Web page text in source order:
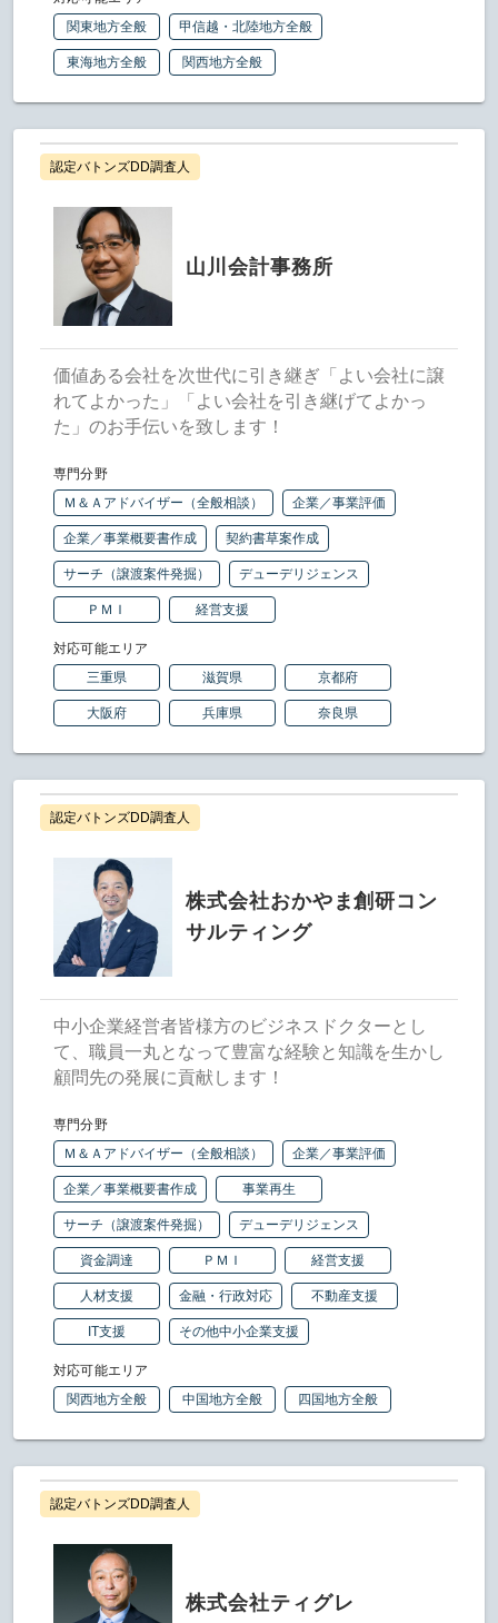
関東地方全般
甲信越・北陸地方全般
東海地方全般 関西地方全般
認定バトンズDD調査人
山川会計事務所
価値ある会社を次世代に引き継ぎ「よい会社に譲
れてよかった」「よい会社を引き継げてよかっ
た」のお手伝いを致します！
専門分野
Ｍ＆Ａアドバイザー（全般相談）
企業／事業評価
企業／事業概要書作成 契約書草案作成
サーチ（譲渡案件発掘） デューデリジェンス
ＰＭＩ 経営支援
対応可能エリア
三重県
滋賀県 京都府
大阪府 兵庫県 奈良県
認定バトンズDD調査人
株式会社おかやま創研コン
サルティング
中小企業経営者皆様方のビジネスドクターとし
て、職員一丸となって豊富な経験と知識を生かし
顧問先の発展に貢献します！
専門分野
Ｍ＆Ａアドバイザー（全般相談）
企業／事業評価
企業／事業概要書作成 事業再生
サーチ（譲渡案件発掘） デューデリジェンス
資金調達 ＰＭＩ 経営支援
人材支援 金融・行政対応 不動産支援
IT支援 その他中小企業支援
対応可能エリア
関西地方全般
中国地方全般 四国地方全般
認定バトンズDD調査人
株式会社ティグレ